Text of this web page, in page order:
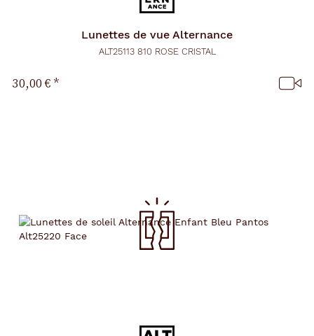
Lunettes de vue Alternance
ALT25113 810 ROSE CRISTAL
30,00 €*